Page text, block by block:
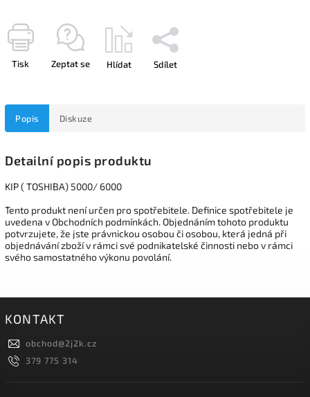
Tisk Zeptat se Hlídat Sdílet
Popis Diskuze
Detailní popis produktu
KIP ( TOSHIBA) 5000/ 6000
Tento produkt není určen pro spotřebitele. Definice spotřebitele je
uvedena v Obchodních podmínkách. Objednáním tohoto produktu
potvrzujete, že jste právnickou osobou či osobou, která jedná při
objednávání zboží v rámci své podnikatelské činnosti nebo v rámci
svého samostatného výkonu povolání.
KONTAKT
obchod@2j2k.cz
379 775 314